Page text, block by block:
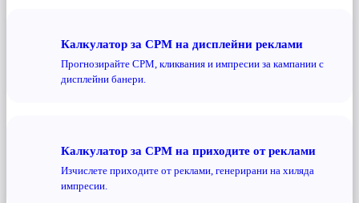
Калкулатор за CPM на дисплейни реклами
Прогнозирайте CPM, кликвания и импресии за кампании с
дисплейни банери.
Калкулатор за CPM на приходите от реклами
Изчислете приходите от реклами, генерирани на хиляда
импресии.